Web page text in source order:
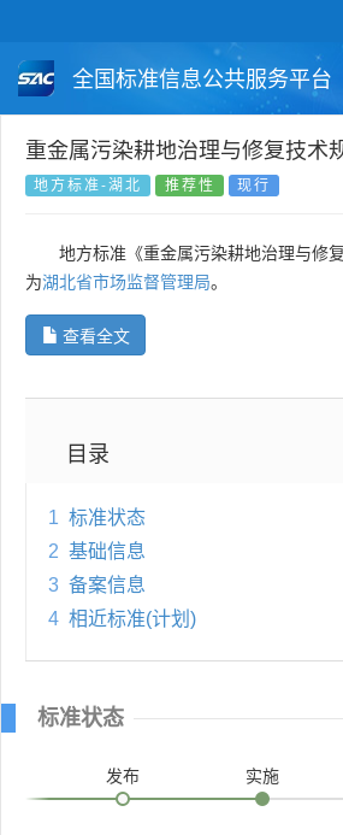
全国标准信息公共服务平台
国家标准 行业标准
国外标准 技术委员会
重金属污染耕地治理与修复技术
地方标准-湖北 推荐性 现行
地方标准《重金属污染耕地治理与修
为湖北省市场监督管理局。
查看全文
目录
1 标准状态
2 基础信息
3 备案信息
4 相近标准(计划)
标准状态
发布 实施